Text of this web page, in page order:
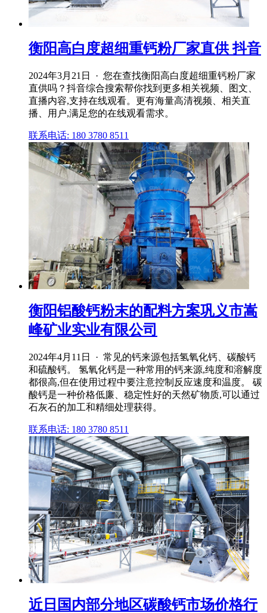
衡阳高白度超细重钙粉厂家直供 抖音
2024年3月21日 · 您在查找衡阳高白度超细重钙粉厂家
直供吗？抖音综合搜索帮你找到更多相关视频、图文、
直播内容,支持在线观看。更有海量高清视频、相关直
播、用户,满足您的在线观看需求。
联系电话: 180 3780 8511
衡阳铝酸钙粉末的配料方案巩义市嵩
峰矿业实业有限公司
2024年4月11日 · 常见的钙来源包括氢氧化钙、碳酸钙
和硫酸钙。 氢氧化钙是一种常用的钙来源,纯度和溶解度
都很高,但在使用过程中要注意控制反应速度和温度。 碳
酸钙是一种价格低廉、稳定性好的天然矿物质,可以通过
石灰石的加工和精细处理获得。
联系电话: 180 3780 8511
近日国内部分地区碳酸钙市场价格行